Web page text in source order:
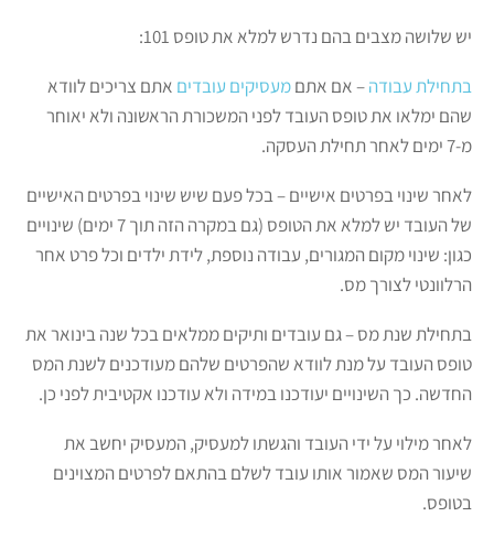
יש שלושה מצבים בהם נדרש למלא את טופס 101:
בתחילת עבודה– אם אתםמעסיקים עובדים אתם צריכים לוודא
שהם ימלאו את טופס העובד לפני המשכורת הראשונה ולא יאוחר
מ-7 ימים לאחר תחילת העסקה.
לאחר שינוי בפרטים אישיים – בכל פעם שיש שינוי בפרטים האישיים
של העובד יש למלא את הטופס (גם במקרה הזה תוך 7 ימים) שינויים
כגון: שינוי מקום המגורים, עבודה נוספת, לידת ילדים וכל פרט אחר
הרלוונטי לצורך מס.
בתחילת שנת מס – גם עובדים ותיקים ממלאים בכל שנה בינואר את
טופס העובד על מנת לוודא שהפרטים שלהם מעודכנים לשנת המס
החדשה. כך השינויים יעודכנו במידה ולא עודכנו אקטיבית לפני כן.
לאחר מילוי על ידי העובד והגשתו למעסיק, המעסיק יחשב את
שיעור המס שאמור אותו עובד לשלם בהתאם לפרטים המצוינים
בטופס.